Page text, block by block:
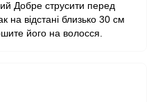
Добре струсити перед
на відстані близько 30 см
його на волосся.